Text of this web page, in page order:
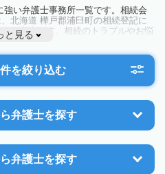
い弁護士事務所一覧です。相続会
北海道 樺戸郡浦臼町の相続登記に
が出来ます。相続のトラブルやお悩
士に相談してみましょう。
と見る
を絞り込む
弁護士を探す
弁護士を探す